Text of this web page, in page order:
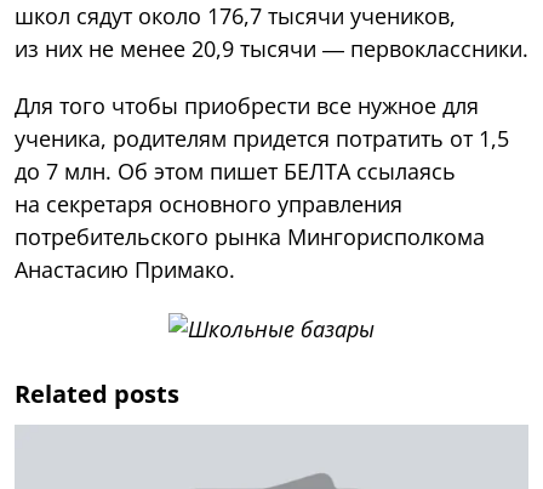
школ сядут около 176,7 тысячи учеников,
из них не менее 20,9 тысячи — первоклассники.
Для того чтобы приобрести все нужное для
ученика, родителям придется потратить от 1,5
до 7 млн. Об этом пишет БЕЛТА ссылаясь
на секретаря основного управления
потребительского рынка Мингорисполкома
Анастасию Примако.
Related posts